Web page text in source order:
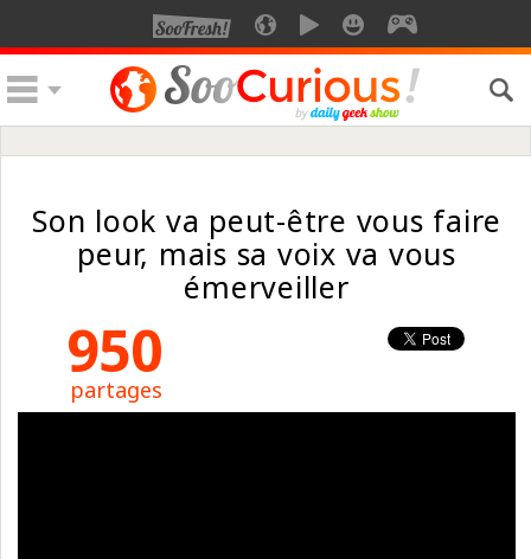
Son look va peut-être vous faire
peur, mais sa voix va vous
émerveiller
950
partages